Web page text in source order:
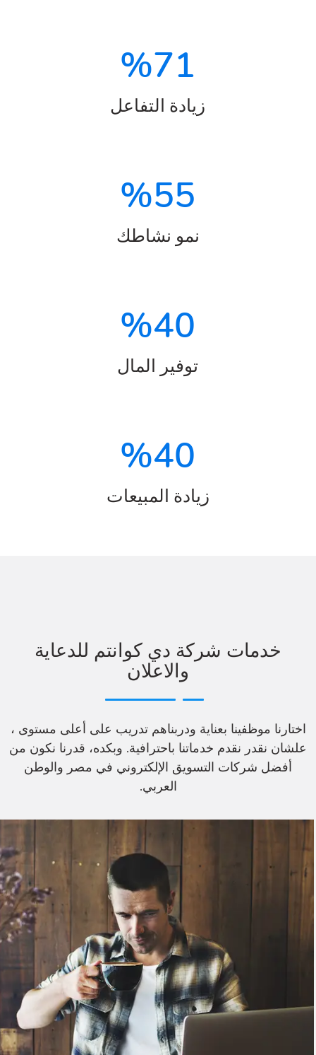
71
%
زيادة التفاعل
55
%
نمو نشاطك
40
%
توفير المال
40
%
زيادة المبيعات
خدمات شركة دي كوانتم للدعاية
والاعلان
اختارنا موظفينا بعناية ودربناهم تدريب على أعلى مستوى ،
علشان نقدر نقدم خدماتنا باحترافية. وبكده، قدرنا نكون من
أفضل شركات التسويق الإلكتروني في مصر والوطن
العربي.